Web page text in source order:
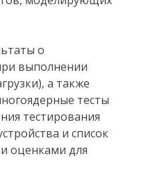
о
выполнении
а также
тесты
тестирования
и список
оценками для